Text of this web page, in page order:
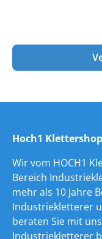
Hoch1 Klettershop
Wir vom HOCH1
Bereich
mehr als 10 Jahre
Industriekletterer
beraten Sie mit
Industriekletterer